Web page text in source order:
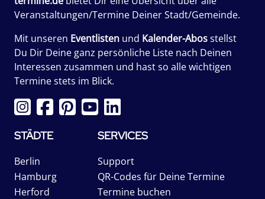
Veranstaltungen/Termine Deiner Stadt/Gemeinde.
Mit unseren Eventlisten und Kalender-Abosstellst
Du Dir Deine ganz persönliche Liste nach Deinen
Interessen zusammen und hast so alle wichtigen
Termine stets im Blick.
STÄDTE
Berlin
Hamburg
Herford
SERVICES
Support
QR-Codes für Deine Termine
Termine buchen